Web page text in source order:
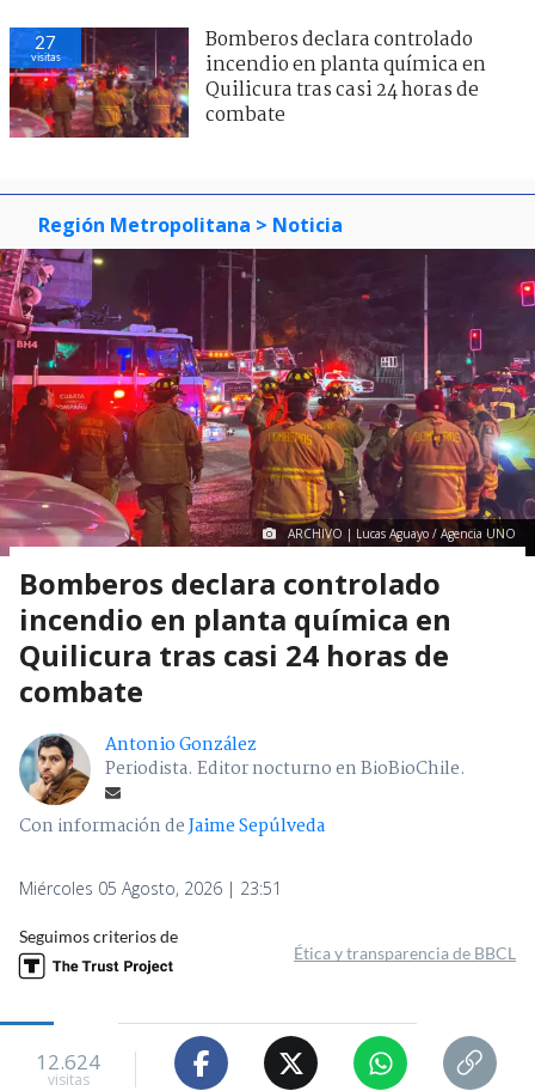
27
visitas
Bomberos declara controlado
incendio en planta química en
Quilicura tras casi 24 horas de
combate
Región Metropolitana > Noticia
ARCHIVO | Lucas Aguayo / Agencia UNO
Bomberos declara controlado
incendio en planta química en
Quilicura tras casi 24 horas de
combate
Antonio González
Periodista. Editor nocturno en BioBioChile.
Con información deJaime Sepúlveda
Miércoles 05 Agosto, 2026 | 23:51
Seguimos criterios de
Ética y transparencia de BBCL
12.624
visitas